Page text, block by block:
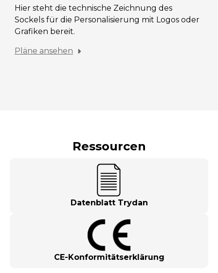
Hier steht die technische Zeichnung des
Sockels für die Personalisierung mit Logos oder
Grafiken bereit.
Pläne ansehen
Ressourcen
Datenblatt Trydan
CE-Konformitätserklärung